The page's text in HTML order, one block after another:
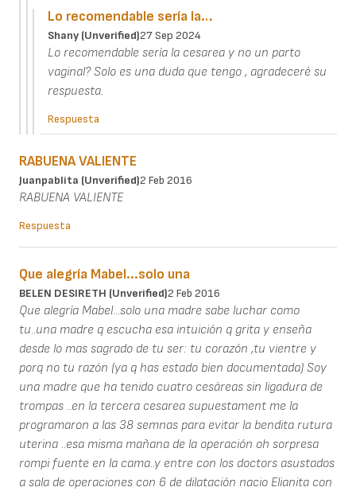
Lo recomendable sería la…
Shany (unverified)27 Sep 2024
Lo recomendable sería la cesarea y no un parto
vaginal? Solo es una duda que tengo , agradeceré su
respuesta.
Respuesta
RABUENA VALIENTE
Juanpablita (unverified)2 Feb 2016
RABUENA VALIENTE
Respuesta
Que alegría Mabel...solo una
BELEN DESIRETH (unverified)2 Feb 2016
Que alegría Mabel...solo una madre sabe luchar como
tu..una madre q escucha esa intuición q grita y enseña
desde lo mas sagrado de tu ser: tu corazón ,tu vientre y
porq no tu razón (ya q has estado bien documentada) Soy
una madre que ha tenido cuatro cesáreas sin ligadura de
trompas ..en la tercera cesarea supuestament me la
programaron a las 38 semnas para evitar la bendita rutura
uterina ..esa misma mañana de la operación oh sorpresa
rompi fuente en la cama..y entre con los doctors asustados
a sala de operaciones con 6 de dilatación nacio Elianita con